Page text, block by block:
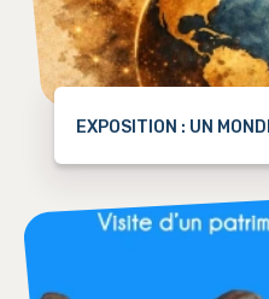
EXPOSITION : UN